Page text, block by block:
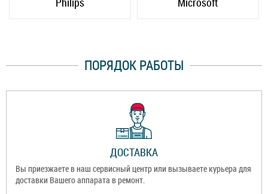
ПОРЯДОК РАБОТЫ
ДОСТАВКА
Вы приезжаете в наш сервисный центр или вызываете курьера для
доставки Вашего аппарата в ремонт.